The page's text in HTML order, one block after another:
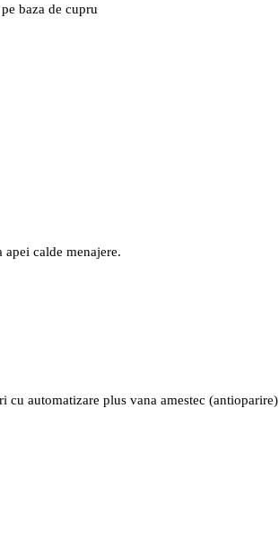
baza de cupru
apei calde menajere.
automatizare plus vana amestec (antioparire)